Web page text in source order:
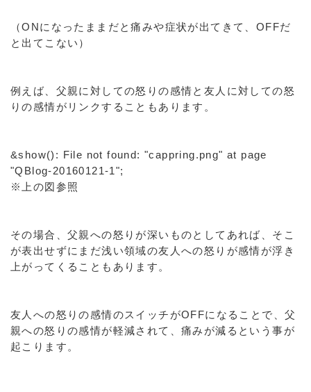
（ONになったままだと痛みや症状が出てきて、OFFだ
と出てこない）
例えば、父親に対しての怒りの感情と友人に対しての怒
りの感情がリンクすることもあります。
&show(): File not found: "cappring.png" at page
"QBlog-20160121-1";
※上の図参照
その場合、父親への怒りが深いものとしてあれば、そこ
が表出せずにまだ浅い領域の友人への怒りが感情が浮き
上がってくることもあります。
友人への怒りの感情のスイッチがOFFになることで、父
親への怒りの感情が軽減されて、痛みが減るという事が
起こります。